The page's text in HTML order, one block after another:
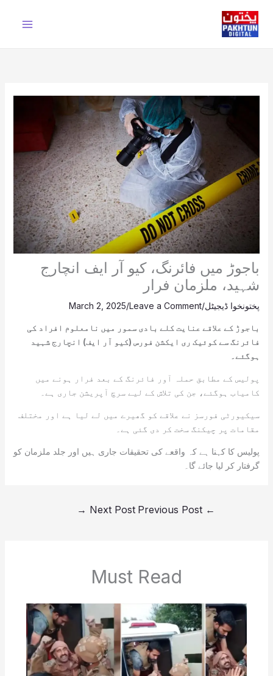
content
باجوڑ میں فائرنگ، کیو آر ایف انچارج
شہید، ملزمان فرار
پختونخوا ڈیجیٹل/
Leave a Comment
/
March 2, 2025
باجوڑ کے علاقے عنایت کلے بادی سمور میں نامعلوم افراد کی
فائرنگ سے کوئیک ری ایکشن فورس (کیو آر ایف) انچارج شہید
ہوگئے۔
پولیس کے مطابق حملہ آور فائرنگ کے بعد فرار ہونے میں
کامیاب ہوگئے، جن کی تلاش کے لیے سرچ آپریشن جاری ہے۔
سیکیورٹی فورسز نے علاقے کو گھیرے میں لے لیا ہے اور مختلف
مقامات پر چیکنگ سخت کر دی گئی ہے۔
پولیس کا کہنا ہے کہ واقعے کی تحقیقات جاری ہیں اور جلد ملزمان کو
گرفتار کر لیا جائے گا۔
←
Next Post
→
Must Read